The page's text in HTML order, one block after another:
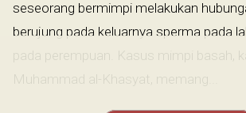
seseorang bermimpi melakukan
berujung pada keluarnya sperma pada
pada perempuan. Kasus mimpi basah,
Muhammad al-Khasyat, memang...